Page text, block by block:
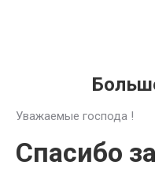
Уважаемые господа !
Спасибо